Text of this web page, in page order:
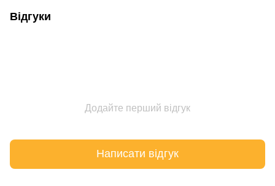
Відгуки
Додайте перший відгук
Написати відгук